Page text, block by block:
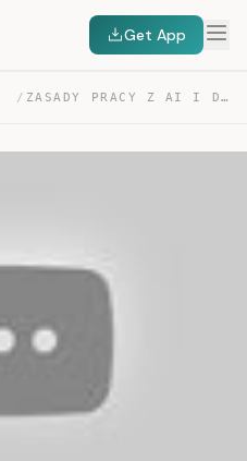
Get App
/ ZASADY PRACY Z AI I DANYMI — TRANSCRIPT